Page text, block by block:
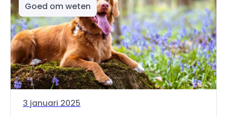
Goed om weten
3 januari 2025